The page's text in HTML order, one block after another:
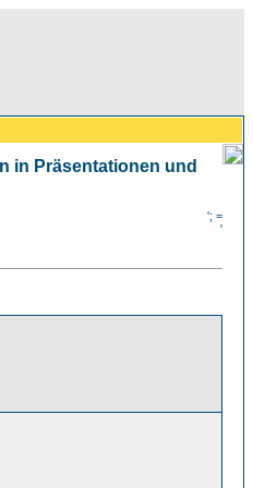
in Präsentationen und
'; =
'